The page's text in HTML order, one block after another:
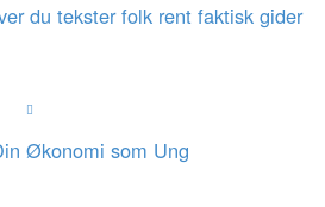
du tekster folk rent faktisk gider
Økonomi som Ung